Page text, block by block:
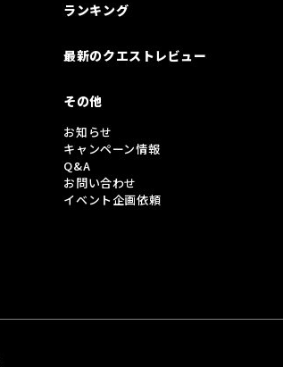
ランキング
最新のクエストレビュー
その他
お知らせ
キャンペーン情報
Q&A
お問い合わせ
イベント企画依頼